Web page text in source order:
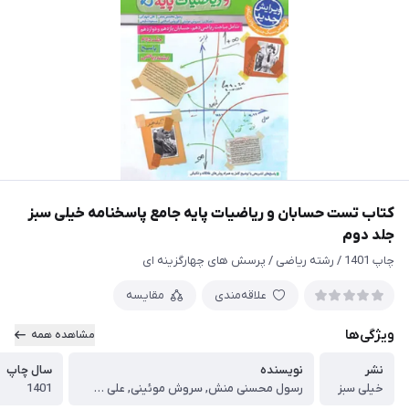
کتاب تست حسابان و ریاضیات پایه جامع پاسخنامه خیلی سبز
جلد دوم
چاپ 1401 / رشته ریاضی / پرسش های چهارگزینه ای
علاقه‌مندی مقایسه
ویژگی‌ها مشاهده همه
نشر
خیلی سبز
نویسنده
رسول محسنی منش, سروش موئینی, علی شهرابی, کوروش اسلامی, مسعود شفیعی
سال چاپ
1401